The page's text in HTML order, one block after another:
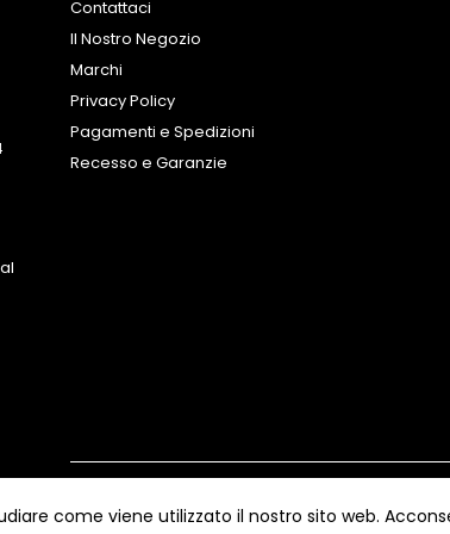
Contattaci
Il Nostro Negozio
Marchi
Privacy Policy
Pagamenti e Spedizioni
Recesso e Garanzie
riservati
come viene utilizzato il nostro sito web.